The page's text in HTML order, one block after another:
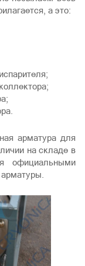
а это:
арматура для
на складе в
официальными